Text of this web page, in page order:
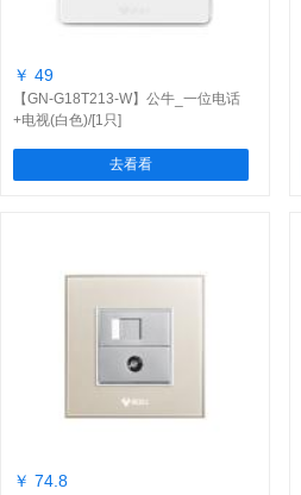
￥ 49
【GN-G18T213-W】公牛_一位电话
+电视(白色)/[1只]
去看看
￥ 74.8